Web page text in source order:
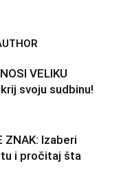
VELIKU
svoju sudbinu!
ZNAK: Izaberi
i pročitaj šta